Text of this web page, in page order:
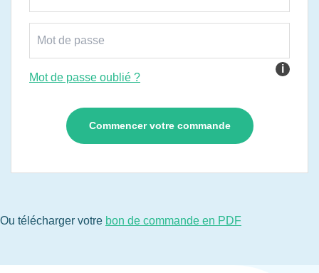
i
Mot de passe oublié ?
Ou télécharger votre bon de commande en PDF